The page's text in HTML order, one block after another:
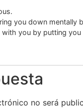
you down mentally
with you by putting
no será